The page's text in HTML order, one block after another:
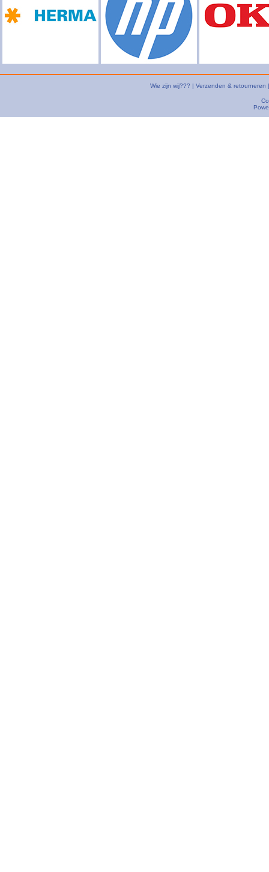
Wie zijn wij??? | Verzenden & retourneren